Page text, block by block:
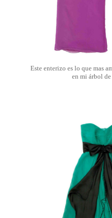
Este enterizo es lo que mas
en mi árbol de